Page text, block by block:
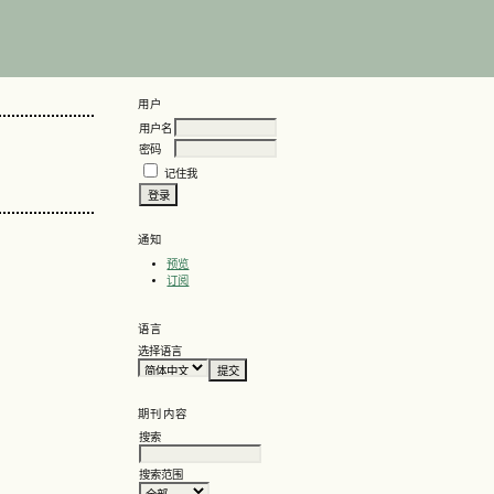
用户
用户名
密码
记住我
通知
预览
订阅
语言
选择语言
期刊内容
搜索
搜索范围